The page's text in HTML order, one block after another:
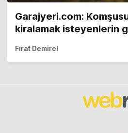
Garajyeri.com:
kiralamak isteyenlerin
Fırat Demirel